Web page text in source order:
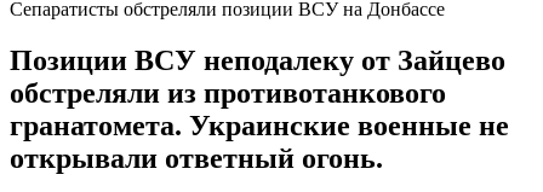
Сепаратисты обстреляли позиции ВСУ на Донбассе
Позиции ВСУ неподалеку от Зайцево
обстреляли из противотанкового
гранатомета. Украинские военные не
открывали ответный огонь.